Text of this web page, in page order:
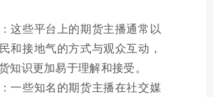
这些平台上的期货主播通常以
和接地气的方式与观众互动，
知识更加易于理解和接受。
一些知名的期货主播在社交媒